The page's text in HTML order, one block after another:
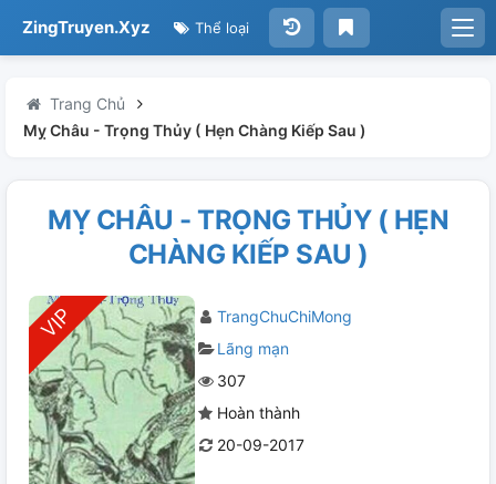
ZingTruyen.Xyz Thể loại
Trang Chủ
Mỵ Châu - Trọng Thủy ( Hẹn Chàng Kiếp Sau )
MỴ CHÂU - TRỌNG THỦY ( HẸN
CHÀNG KIẾP SAU )
TrangChuChiMong
Lãng mạn
307
Hoàn thành
20-09-2017